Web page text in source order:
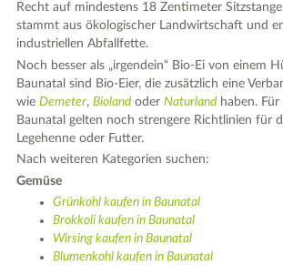
Recht auf mindestens 18 Zentimeter
stammt aus ökologischer Landwirtschaft und
industriellen Abfallfette.
Noch besser als „irgendein“ Bio-Ei von einem
Baunatal sind Bio-Eier, die zusätzlich eine
wieDemeter,BiolandoderNaturlandhaben. Für
Baunatal gelten noch strengere Richtlinien für
Legehenne oder Futter.
Nach weiteren Kategorien suchen:
Gemüse
Grünkohl kaufen in Baunatal
Brokkoli kaufen in Baunatal
Wirsing kaufen in Baunatal
Blumenkohl kaufen in Baunatal